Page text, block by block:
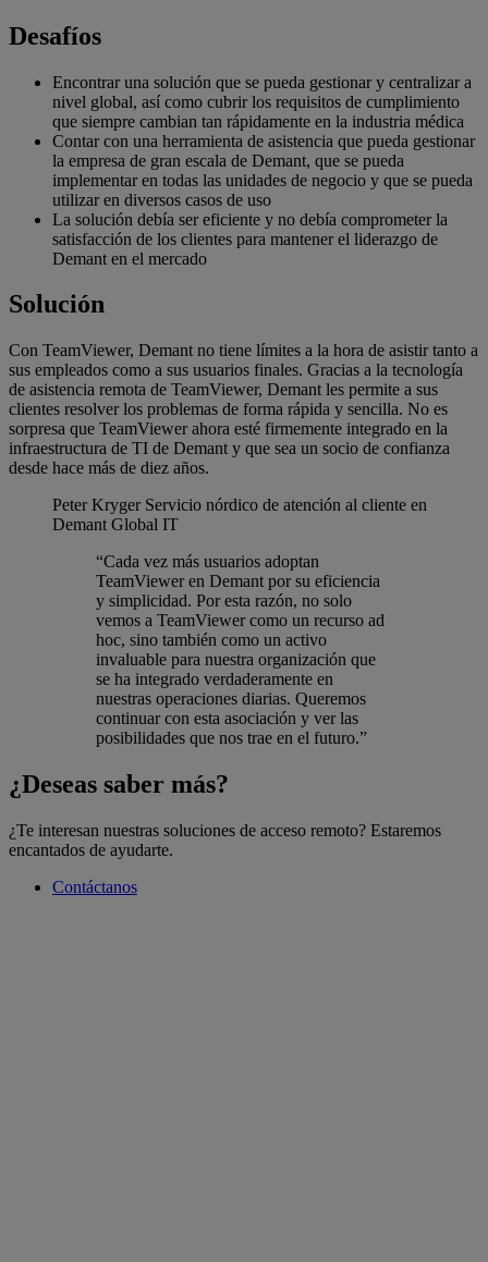
Desafíos
Encontrar una solución que se pueda gestionar y centralizar a
nivel global, así como cubrir los requisitos de cumplimiento
que siempre cambian tan rápidamente en la industria médica
Contar con una herramienta de asistencia que pueda gestionar
la empresa de gran escala de Demant, que se pueda
implementar en todas las unidades de negocio y que se pueda
utilizar en diversos casos de uso
La solución debía ser eficiente y no debía comprometer la
satisfacción de los clientes para mantener el liderazgo de
Demant en el mercado
Solución
Con TeamViewer, Demant no tiene límites a la hora de asistir tanto a
sus empleados como a sus usuarios finales. Gracias a la tecnología
de asistencia remota de TeamViewer, Demant les permite a sus
clientes resolver los problemas de forma rápida y sencilla. No es
sorpresa que TeamViewer ahora esté firmemente integrado en la
infraestructura de TI de Demant y que sea un socio de confianza
desde hace más de diez años.
Peter Kryger Servicio nórdico de atención al cliente en
Demant Global IT
“Cada vez más usuarios adoptan
TeamViewer en Demant por su eficiencia
y simplicidad. Por esta razón, no solo
vemos a TeamViewer como un recurso ad
hoc, sino también como un activo
invaluable para nuestra organización que
se ha integrado verdaderamente en
nuestras operaciones diarias. Queremos
continuar con esta asociación y ver las
posibilidades que nos trae en el futuro.”
¿Deseas saber más?
¿Te interesan nuestras soluciones de acceso remoto? Estaremos
encantados de ayudarte.
Contáctanos